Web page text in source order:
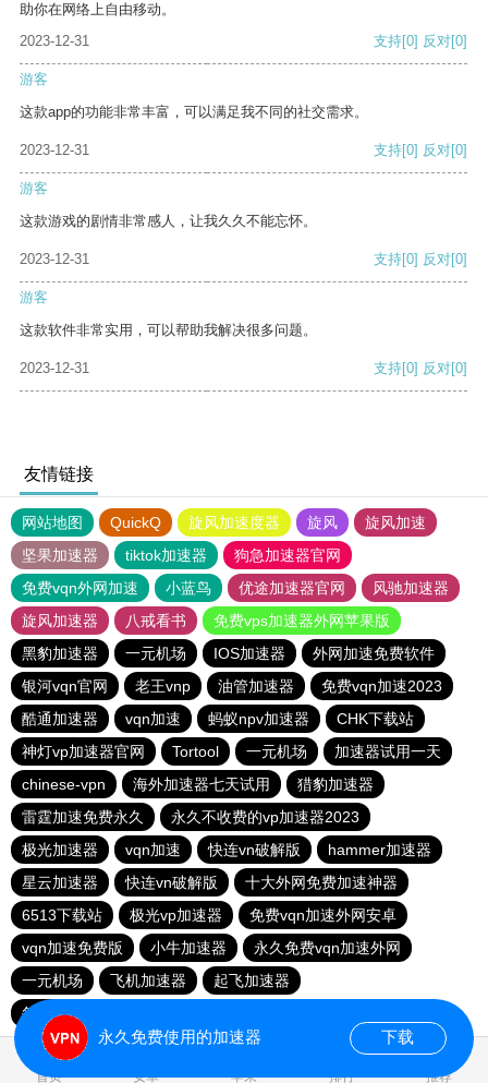
助你在网络上自由移动。
2023-12-31
支持[0] 反对[0]
游客
这款app的功能非常丰富，可以满足我不同的社交需求。
2023-12-31 支持[0] 反对[0]
游客
这款游戏的剧情非常感人，让我久久不能忘怀。
2023-12-31 支持[0] 反对[0]
游客
这款软件非常实用，可以帮助我解决很多问题。
2023-12-31 支持[0] 反对[0]
友情链接
网站地图 QuickQ 旋风加速度器 旋风
旋风加速
坚果加速器
tiktok加速器
狗急加速器官网
免费vqn外网加速
小蓝鸟 优途加速器官网
风驰加速器
旋风加速器
八戒看书
免费vps加速器外网苹果版
黑豹加速器
一元机场 IOS加速器
外网加速免费软件
银河vqn官网
老王vnp 油管加速器
免费vqn加速2023
酷通加速器
vqn加速 蚂蚁npv加速器
CHK下载站
神灯vp加速器官网
Tortool 一元机场
加速器试用一天
chinese-vpn
海外加速器七天试用
猎豹加速器
雷霆加速免费永久
永久不收费的vp加速器2023
极光加速器
vqn加速 快连vn破解版
hammer加速器
星云加速器
快连vn破解版
十大外网免费加速神器
6513下载站
极光vp加速器
免费vqn加速外网安卓
vqn加速免费版
小牛加速器
永久免费vqn加速外网
一元机场
飞机加速器
起飞加速器
每天试用一小时加速器
首页 安卓 苹果 排行 推荐
永久免费使用的加速器 下载
0.807128s